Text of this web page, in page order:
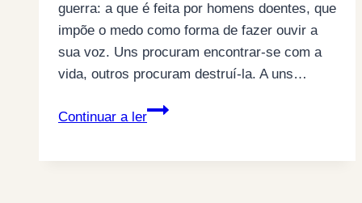
guerra: a que é feita por homens doentes, que
impõe o medo como forma de fazer ouvir a
sua voz. Uns procuram encontrar-se com a
vida, outros procuram destruí-la. A uns…
Continuar a ler
Escolhido